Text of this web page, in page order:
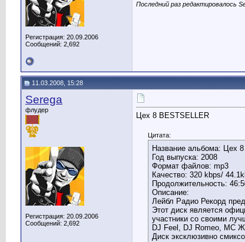
Регистрация: 20.09.2006
Сообщений: 2,692
Последний раз редактировалось
11.03.2008, 15:28
Serega
флудер
Регистрация: 20.09.2006
Сообщений: 2,692
Цех 8 BESTSELLER
Цитата:
Название альбома: Цех
Год выпуска: 2008
Формат файлов: mp3
Качество: 320 kbps/
Продолжительность:
Описание:
Лейбл Радио Рекорд
Этот диск является
участники со своими
DJ Feel, DJ Romeo, MC
Диск эксклюзивно